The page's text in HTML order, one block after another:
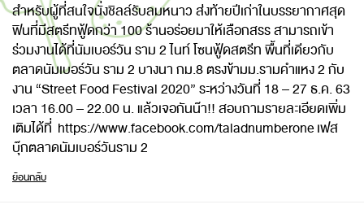
สำหรับผู้ที่สนใจนั่งชิลล์รับลมหนาว ส่งท้ายปีเก่าในบรรยากาศสุด
ฟินที่มีสตรีทฟู้ดกว่า 100 ร้านอร่อยมาให้เลือกสรร สามารถเข้า
ร่วมงานได้ที่นัมเบอร์วัน ราม 2 ไนท์ โซนฟู้ดสตรีท พื้นที่เดียวกับ
ตลาดนัมเบอร์วัน ราม 2 บางนา กม.8 ตรงข้ามม.รามคำแหง 2 กับ
งาน “Street Food Festival 2020” ระหว่างวันที่ 18 – 27 ธ.ค. 63
เวลา 16.00 – 22.00 น. แล้วเจอกันน๊า!! สอบถามรายละเอียดเพิ่ม
เติมได้ที่ https://www.facebook.com/taladnumberoneเฟส
บุ๊กตลาดนัมเบอร์วันราม 2
ย้อนกลับ